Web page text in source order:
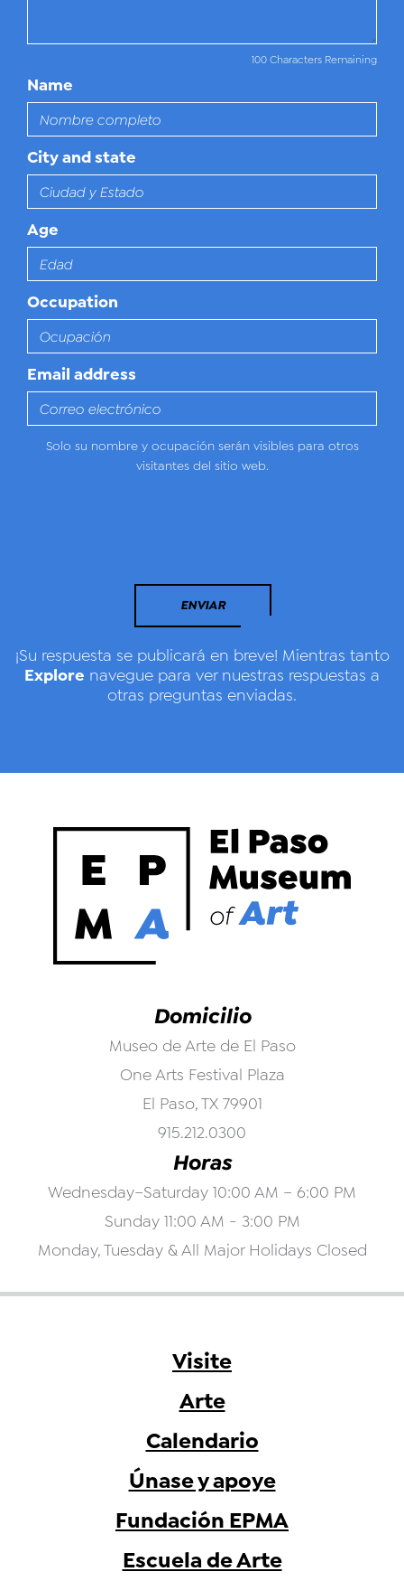
100 Characters Remaining
Name
City and state
Age
Occupation
Email address
Solo su nombre y ocupación serán visibles para otros
visitantes del sitio web.
ENVIAR
¡Su respuesta se publicará en breve! Mientras tanto
Explore navegue para ver nuestras respuestas a
otras preguntas enviadas.
Domicilio
Museo de Arte de El Paso
One Arts Festival Plaza
El Paso, TX 79901
915.212.0300
Horas
Wednesday–Saturday 10:00 AM – 6:00 PM
Sunday 11:00 AM - 3:00 PM
Monday, Tuesday & All Major Holidays Closed
Visite
Arte
Calendario
Únase y apoye
Fundación EPMA
Escuela de Arte